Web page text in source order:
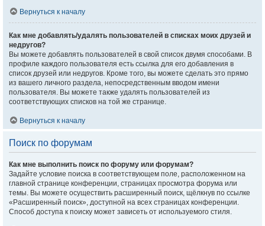
Вернуться к началу
Как мне добавлять/удалять пользователей в списках моих друзей и
недругов?
Вы можете добавлять пользователей в свой список двумя способами. В
профиле каждого пользователя есть ссылка для его добавления в
список друзей или недругов. Кроме того, вы можете сделать это прямо
из вашего личного раздела, непосредственным вводом имени
пользователя. Вы можете также удалять пользователей из
соответствующих списков на той же странице.
Вернуться к началу
Поиск по форумам
Как мне выполнить поиск по форуму или форумам?
Задайте условие поиска в соответствующем поле, расположенном на
главной странице конференции, страницах просмотра форума или
темы. Вы можете осуществить расширенный поиск, щёлкнув по ссылке
«Расширенный поиск», доступной на всех страницах конференции.
Способ доступа к поиску может зависеть от используемого стиля.